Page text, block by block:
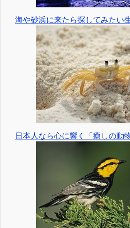
海や砂浜に来たら探してみたい
日本人なら心に響く「癒しの動